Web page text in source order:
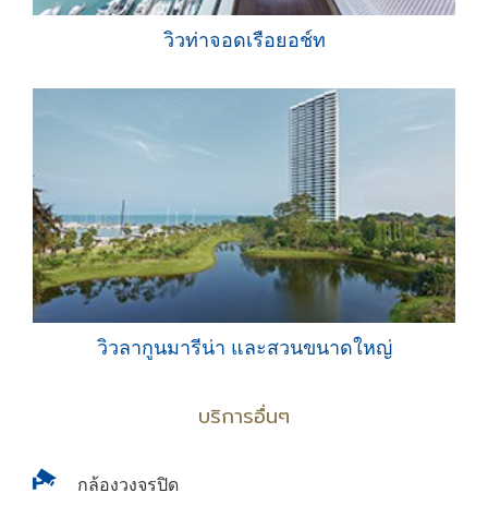
วิวท่าจอดเรือยอช์ท
วิวลากูนมารีน่า และสวนขนาดใหญ่
บริการอื่นๆ
กล้องวงจรปิด